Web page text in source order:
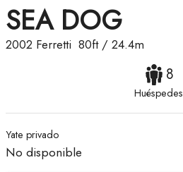
SEA DOG
2002 Ferretti 80ft/ 24.4m
8
Huéspedes
Yate privado
No disponible